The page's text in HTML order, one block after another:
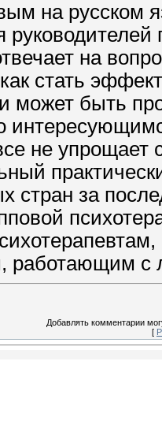
на русском
на
стать
может быть
не
стран за
работающим с
Добавлять комментарии
[